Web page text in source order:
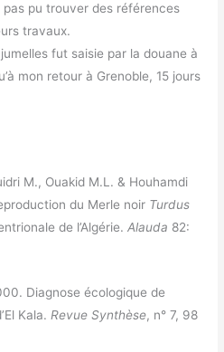
pas pu trouver des références
travaux.
fut saisie par la douane à
mon retour à Grenoble, 15 jours
M., Ouakid M.L. & Houhamdi
du Merle noir Turdus
de l’Algérie.Alauda 82:
Diagnose écologique de
Kala. Revue Synthèse, n° 7, 98